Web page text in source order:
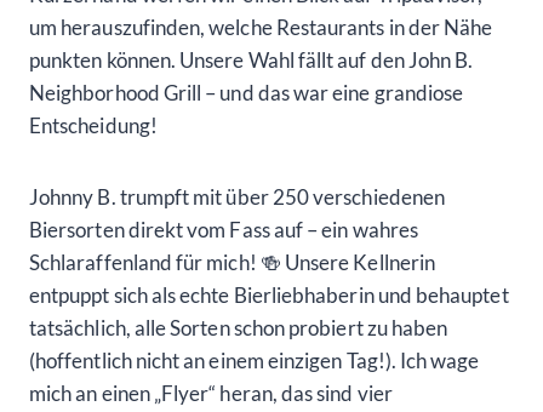
um herauszufinden, welche Restaurants in der Nähe
punkten können. Unsere Wahl fällt auf den John B.
Neighborhood Grill – und das war eine grandiose
Entscheidung!
Johnny B. trumpft mit über 250 verschiedenen
Biersorten direkt vom Fass auf – ein wahres
Schlaraffenland für mich! 🍻 Unsere Kellnerin
entpuppt sich als echte Bierliebhaberin und behauptet
tatsächlich, alle Sorten schon probiert zu haben
(hoffentlich nicht an einem einzigen Tag!). Ich wage
mich an einen „Flyer“ heran, das sind vier